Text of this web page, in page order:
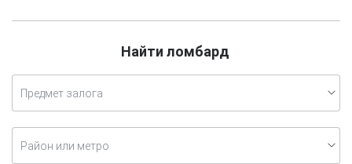
Найти ломбард
Предмет залога
Район или метро